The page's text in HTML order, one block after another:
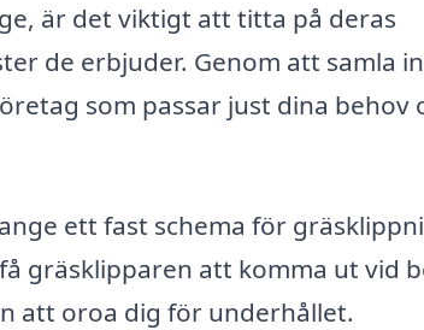
är det viktigt att titta på deras
de erbjuder. Genom att samla
som passar just dina behov
ett fast schema för
gräsklipparen att komma ut vid
att oroa dig för underhållet.